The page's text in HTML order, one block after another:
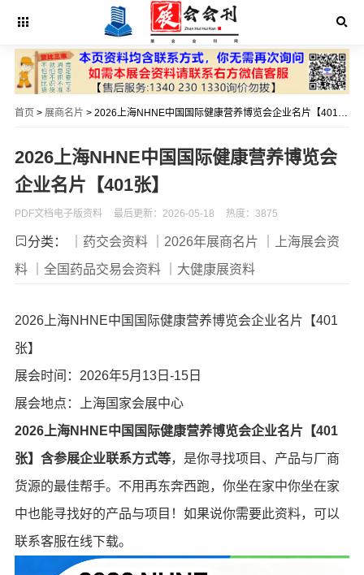
首页 > 展商名片 > 2026上海NHNE中国国际健康营养博览会企业名片【401张】
2026上海NHNE中国国际健康营养博览会
企业名片【401张】
PDF文档电子版资料 最后更新：2026-05-18 热度：3875
分类： ｜药交会资料 ｜2026年展商名片
｜上海展会资
料
｜全国药品交易会资料 ｜大健康展资料
2026上海NHNE中国国际健康营养博览会企业名片【401
张】
展会时间：2026年5月13日-15日
展会地点：上海国家会展中心
2026上海NHNE中国国际健康营养博览会企业名片【401
张】含参展企业联系方式等，是你寻找项目、产品与厂商
货源的最佳帮手。不用再东奔西跑，你坐在家中你坐在家
中也能寻找好的产品与项目！如果说你需要此资料，可以
联系客服在线下载。